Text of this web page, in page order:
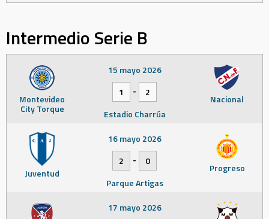
Intermedio Serie B
Montevideo
City Torque
Nacional
15 mayo 2026
1
-
2
Estadio Charrúa
Juventud Progreso
16 mayo 2026
2
-
0
Parque Artigas
17 mayo 2026